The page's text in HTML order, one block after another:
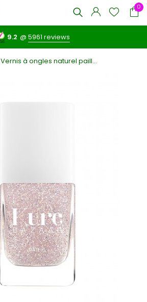
0
9.2 @5961 reviews
Vernis à ongles naturel paill...